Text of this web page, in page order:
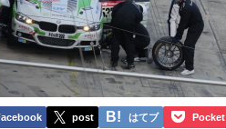
post はてブ Pocket